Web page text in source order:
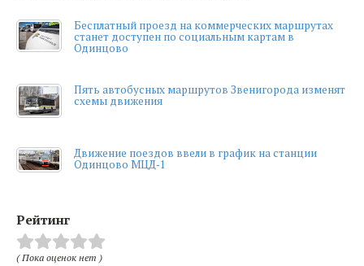
Бесплатный проезд на коммерческих маршрутах
станет доступен по социальным картам в
Одинцово
Пять автобусных маршрутов Звенигорода изменят
схемы движения
Движение поездов ввели в график на станции
Одинцово МЦД‑1
Рейтинг
( Пока оценок нет )